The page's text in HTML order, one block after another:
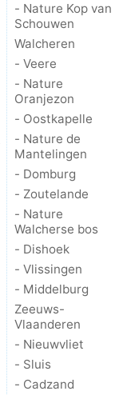
- Nature Kop van
Schouwen
Walcheren
- Veere
- Nature
Oranjezon
- Oostkapelle
- Nature de
Mantelingen
- Domburg
- Zoutelande
- Nature
Walcherse bos
- Dishoek
- Vlissingen
- Middelburg
Zeeuws-
Vlaanderen
- Nieuwvliet
- Sluis
- Cadzand